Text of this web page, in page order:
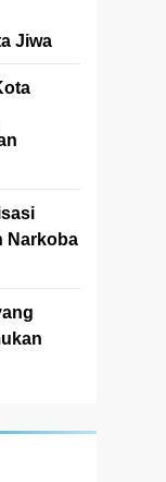
Jiwa
Narkoba